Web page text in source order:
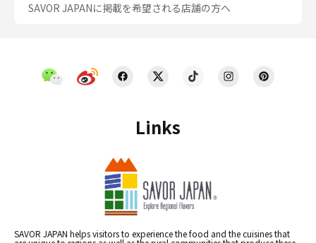
Links
SAVOR JAPAN helps visitors to experience the food and the cuisines that
SAVOR JAPANに掲載を希望される店舗の方へ